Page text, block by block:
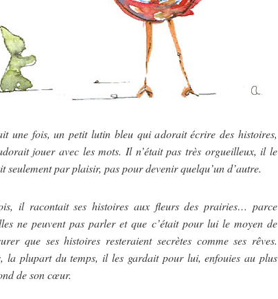
une fois, un petit lutin bleu qui adorait écrire des histoires,
jouer avec les mots. Il n’était pas très orgueilleux, il le
seulement par plaisir, pas pour devenir quelqu’un d’autre.
il racontait ses histoires aux fleurs des prairies… parce
ne peuvent pas parler et que c’était pour lui le moyen de
que ses histoires resteraient secrètes comme ses rêves.
la plupart du temps, il les gardait pour lui, enfouies au plus
de son cœur.